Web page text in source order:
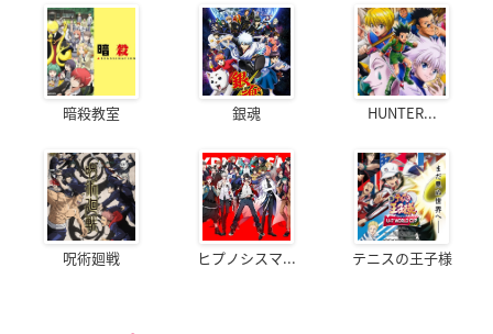
暗殺教室 銀魂 HUNTER...
呪術廻戦 ヒプノシスマ... テニスの王子様